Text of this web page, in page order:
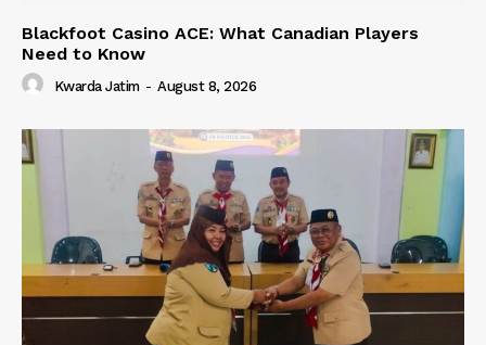
Blackfoot Casino ACE: What Canadian Players
Need to Know
Kwarda Jatim - August 8, 2026